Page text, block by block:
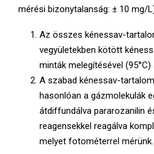
mérési bizonytalanság: ± 10 mg/
Az összes kénessav-
vegyületekben kötött
minták melegítésével (95°C)
A szabad kénessav-
hasonlóan a gázmolekulák
átdiffundálva pararozanilin
reagensekkel reagálva
melyet fotométerrel mérünk.